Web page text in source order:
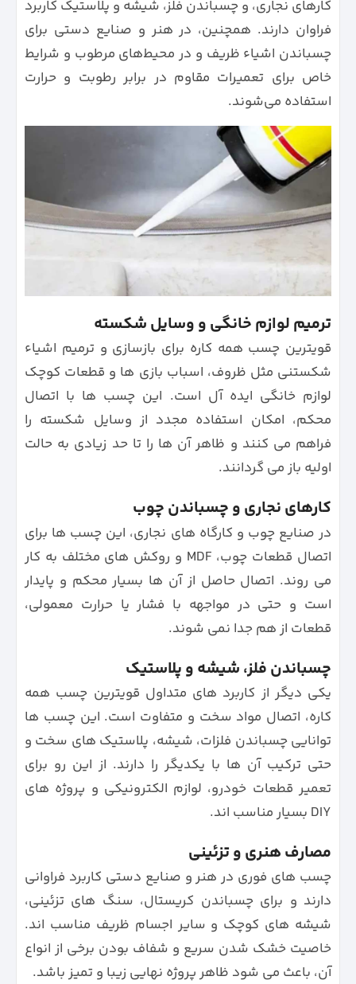
کارهای نجاری، و چسباندن فلز، شیشه و پلاستیک کاربرد
فراوان دارند. همچنین، در هنر و صنایع دستی برای
چسباندن اشیاء ظریف و در محیط‌های مرطوب و شرایط
خاص برای تعمیرات مقاوم در برابر رطوبت و حرارت
استفاده می‌شوند.
ترمیم لوازم خانگی و وسایل شکسته
قویترین چسب همه کاره برای بازسازی و ترمیم اشیاء
شکستنی مثل ظروف، اسباب بازی ها و قطعات کوچک
لوازم خانگی ایده آل است. این چسب ها با اتصال
محکم، امکان استفاده مجدد از وسایل شکسته را
فراهم می کنند و ظاهر آن ها را تا حد زیادی به حالت
اولیه باز می گردانند.
کارهای نجاری و چسباندن چوب
در صنایع چوب و کارگاه های نجاری، این چسب ها برای
اتصال قطعات چوب، MDF و روکش های مختلف به کار
می روند. اتصال حاصل از آن ها بسیار محکم و پایدار
است و حتی در مواجهه با فشار یا حرارت معمولی،
قطعات از هم جدا نمی شوند.
چسباندن فلز، شیشه و پلاستیک
یکی دیگر از کاربرد های متداول قویترین چسب همه
کاره، اتصال مواد سخت و متفاوت است. این چسب ها
توانایی چسباندن فلزات، شیشه، پلاستیک های سخت و
حتی ترکیب آن ها با یکدیگر را دارند. از این رو برای
تعمیر قطعات خودرو، لوازم الکترونیکی و پروژه های
DIY بسیار مناسب اند.
مصارف هنری و تزئینی
چسب های فوری در هنر و صنایع دستی کاربرد فراوانی
دارند و برای چسباندن کریستال، سنگ های تزئینی،
شیشه های کوچک و سایر اجسام ظریف مناسب اند.
خاصیت خشک شدن سریع و شفاف بودن برخی از انواع
آن، باعث می شود ظاهر پروژه نهایی زیبا و تمیز باشد.